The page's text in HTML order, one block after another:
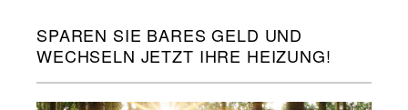
SPAREN SIE BARES GELD UND
WECHSELN JETZT IHRE HEIZUNG!